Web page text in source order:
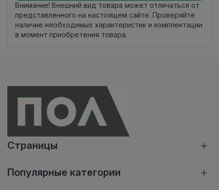
Внимание! Внешний вид товара может отличаться от
представленного на настоящем сайте. Проверяйте
наличие необходимых характеристик и комплектации
в момент приобретения товара.
Страницы
Популярные категории